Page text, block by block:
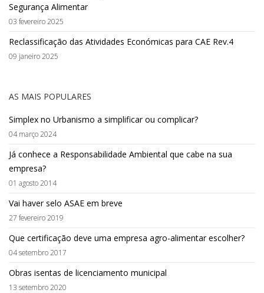
Segurança Alimentar
03 fevereiro 2025
Reclassificação das Atividades Económicas para CAE Rev.4
09 janeiro 2025
AS MAIS POPULARES
Simplex no Urbanismo a simplificar ou complicar?
04 março 2024
Já conhece a Responsabilidade Ambiental que cabe na sua
empresa?
01 agosto 2014
Vai haver selo ASAE em breve
27 fevereiro 2019
Que certificação deve uma empresa agro-alimentar escolher?
04 setembro 2017
Obras isentas de licenciamento municipal
13 setembro 2020